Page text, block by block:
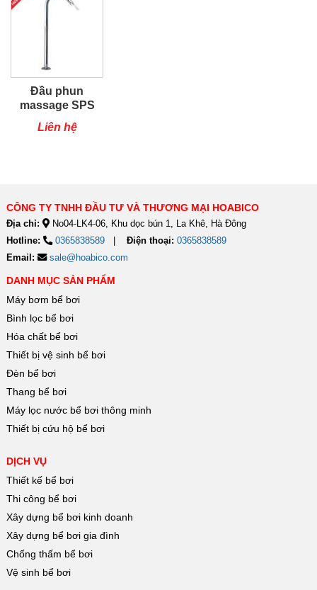
Đầu phun
massage SPS
Liên hệ
CÔNG TY TNHH ĐẦU TƯ VÀ THƯƠNG MẠI HOABICO
Địa chỉ:
No04-LK4-06, Khu dọc bún 1, La Khê, Hà Đông
Hotline:
0365838589 Điện thoại: 0365838589
Email:
sale@hoabico.com
DANH MỤC SẢN PHẨM
Máy bơm bể bơi
Bình lọc bể bơi
Hóa chất bể bơi
Thiết bị vệ sinh bể bơi
Đèn bể bơi
Thang bể bơi
Máy lọc nước bể bơi thông minh
Thiết bị cứu hộ bể bơi
DỊCH VỤ
Thiết kế bể bơi
Thi công bể bơi
Xây dựng bể bơi kinh doanh
Xây dựng bể bơi gia đình
Chống thấm bể bơi
Vệ sinh bể bơi